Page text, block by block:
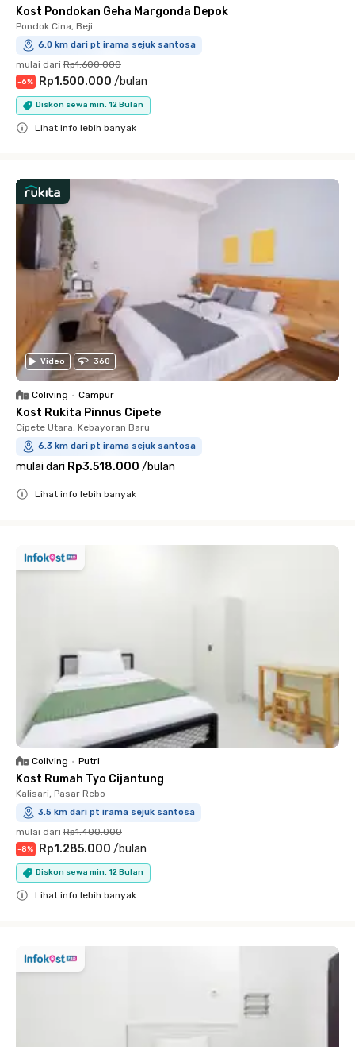
Kost Pondokan Geha Margonda Depok
Pondok Cina, Beji
6.0 km dari pt irama sejuk santosa
mulai dari Rp1.600.000
-6% Rp1.500.000 /bulan
Diskon sewa min. 12 Bulan
Lihat info lebih banyak
Video 360
Coliving • Campur
Kost Rukita Pinnus Cipete
Cipete Utara, Kebayoran Baru
6.3 km dari pt irama sejuk santosa
mulai dari Rp3.518.000 /bulan
Lihat info lebih banyak
Coliving • Putri
Kost Rumah Tyo Cijantung
Kalisari, Pasar Rebo
3.5 km dari pt irama sejuk santosa
mulai dari Rp1.400.000
-8% Rp1.285.000 /bulan
Diskon sewa min. 12 Bulan
Lihat info lebih banyak